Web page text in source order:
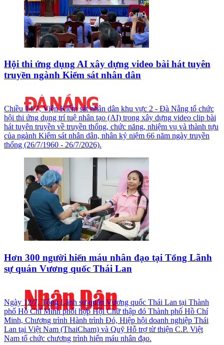
Hội thi ứng dụng AI xây dựng video bài hát tuyên
truyền ngành Kiểm sát nhân dân
Chiều 14/7, Viện Kiểm sát nhân dân khu vực 2 - Đà Nẵng tổ chức
hội thi ứng dụng trí tuệ nhân tạo (AI) trong xây dựng video clip bài
hát tuyên truyền về truyền thống, chức năng, nhiệm vụ và thành tựu
của ngành Kiểm sát nhân dân, nhân kỷ niệm 66 năm ngày truyền
thống (26/7/1960 - 26/7/2026).
Hơn 300 người hiến máu nhân đạo tại Tổng Lãnh
sự quán Vương quốc Thái Lan
Ngày 12/7, Tổng Lãnh sự quán Vương quốc Thái Lan tại Thành
phố Hồ Chí Minh phối hợp Hội Chữ thập đỏ Thành phố Hồ Chí
Minh, Chương trình Hành trình Đỏ, Hiệp hội doanh nghiệp Thái
Lan tại Việt Nam (ThaiCham) và Quỹ Hỗ trợ từ thiện C.P. Việt
Nam tổ chức chương trình hiến máu nhân đạo.